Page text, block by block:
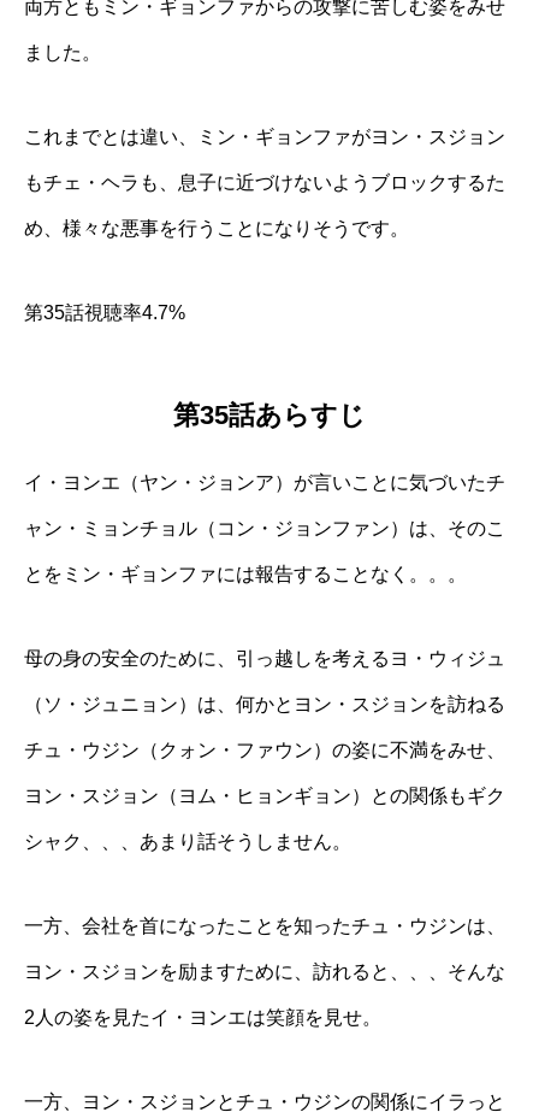
両方ともミン・ギョンファからの攻撃に苦しむ姿をみせ
ました。
これまでとは違い、ミン・ギョンファがヨン・スジョン
もチェ・ヘラも、息子に近づけないようブロックするた
め、様々な悪事を行うことになりそうです。
第35話視聴率4.7%
第35話あらすじ
イ・ヨンエ（ヤン・ジョンア）が言いことに気づいたチ
ャン・ミョンチョル（コン・ジョンファン）は、そのこ
とをミン・ギョンファには報告することなく。。。
母の身の安全のために、引っ越しを考えるヨ・ウィジュ
（ソ・ジュニョン）は、何かとヨン・スジョンを訪ねる
チュ・ウジン（クォン・ファウン）の姿に不満をみせ、
ヨン・スジョン（ヨム・ヒョンギョン）との関係もギク
シャク、、、あまり話そうしません。
一方、会社を首になったことを知ったチュ・ウジンは、
ヨン・スジョンを励ますために、訪れると、、、そんな
2人の姿を見たイ・ヨンエは笑顔を見せ。
一方、ヨン・スジョンとチュ・ウジンの関係にイラっと